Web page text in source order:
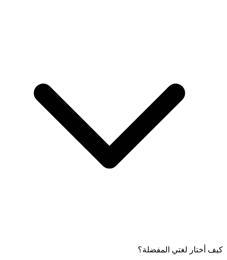
افتح تطبيق Friendi Pay عمان، واختر لغتك المفضلة، وانقر على زركيف أختار لغتي المفضلة؟